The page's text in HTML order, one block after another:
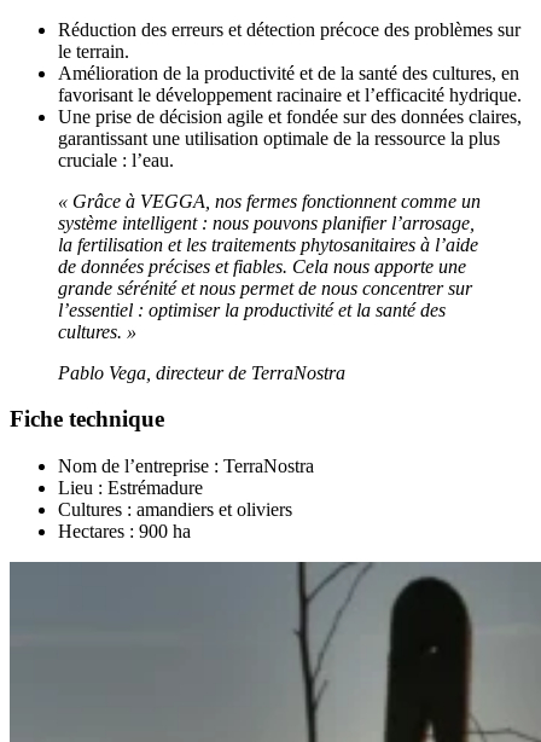
Réduction des erreurs et détection précoce des problèmes sur
le terrain.
Amélioration de la productivité et de la santé des cultures, en
favorisant le développement racinaire et l’efficacité hydrique.
Une prise de décision agile et fondée sur des données claires,
garantissant une utilisation optimale de la ressource la plus
cruciale : l’eau.
« Grâce à VEGGA, nos fermes fonctionnent comme un
système intelligent : nous pouvons planifier l’arrosage,
la fertilisation et les traitements phytosanitaires à l’aide
de données précises et fiables. Cela nous apporte une
grande sérénité et nous permet de nous concentrer sur
l’essentiel : optimiser la productivité et la santé des
cultures. »
Pablo Vega, directeur de TerraNostra
Fiche technique
Nom de l’entreprise : TerraNostra
Lieu : Estrémadure
Cultures : amandiers et oliviers
Hectares : 900 ha